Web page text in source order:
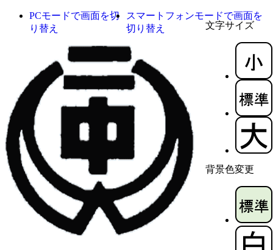
文字サイズ
背景色変更
PCモードで画面を切
り替え
スマートフォンモードで画面を
切り替え